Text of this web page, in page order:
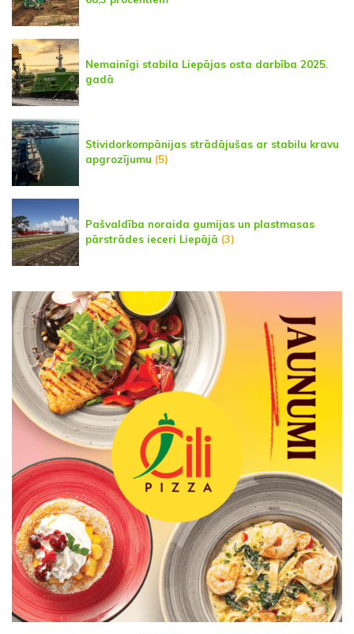
Nemainīgi stabila Liepājas osta darbība 2025.
gadā
Stividorkompānijas strādājušas ar stabilu kravu
apgrozījumu (5)
Pašvaldība noraida gumijas un plastmasas
pārstrādes ieceri Liepājā (3)